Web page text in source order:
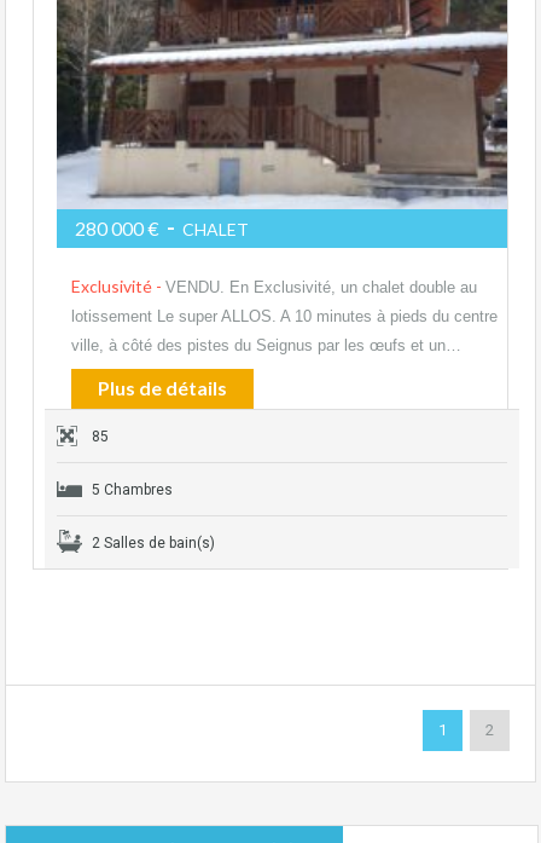
280 000 € - CHALET
Exclusivité - VENDU. En Exclusivité, un chalet double au
lotissement Le super ALLOS. A 10 minutes à pieds du centre
ville, à côté des pistes du Seignus par les œufs et un…
Plus de détails
85
5 Chambres
2 Salles de bain(s)
1 2